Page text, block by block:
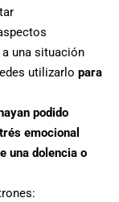
una situación
utilizarlopara
podido
emocional
una dolencia o